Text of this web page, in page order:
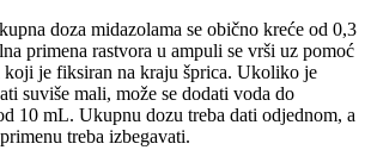
doza midazolama se obično kreće od 0,3
primena rastvora u ampuli se vrši uz pomoć
koji je fiksiran na kraju šprica. Ukoliko je
suviše mali, može se dodati voda do
10 mL. Ukupnu dozu treba dati odjednom, a
treba izbegavati.